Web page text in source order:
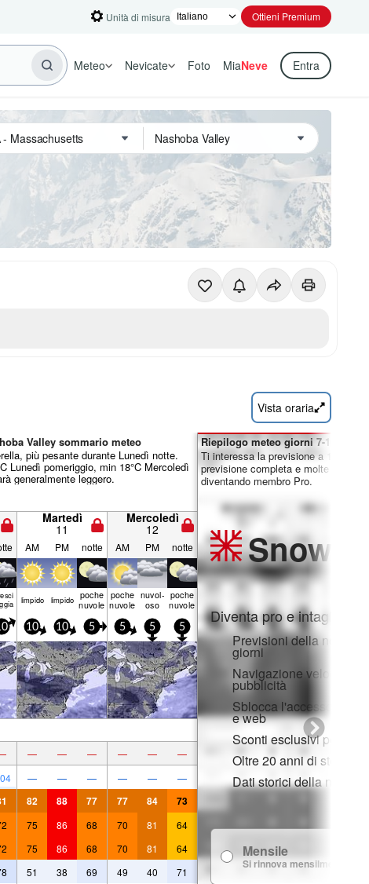
Unità di misura Ottieni Premium
Meteo Nevicate Foto MiaNeve Entra
Vista oraria
Valley sommario meteo
più pesante durante Lunedì notte.
Lunedì pomeriggio, min 18°C Mercoledì
generalmente leggero.
Martedì
11
Mercoledì
12
AM PM notte AM PM notte
limp­ido limp­ido poche
nuvole
poche
nuvole
nuvol-
oso
poche
nuvole
10 10 5 5 5 5
— — — — — —
— — — — — —
82 88 77 77 84 73
75 86 68 70 81 64
75 86 68 70 81 64
51 38 69 49 40 71
Riepilogo meteo giorni 7-16:
Ti interessa la previsione a 16
previsione completa e molte altre
diventando membro Pro.
Snow
Diventa pro e intaglia:
Previsioni della neve
giorni
Navigazione veloce
pubblicità
Sblocca l'accesso
e web
Sconti esclusivi per i
Oltre 20 anni di storia
Dati storici della neve
Mensile
Si rinnova mensilmente